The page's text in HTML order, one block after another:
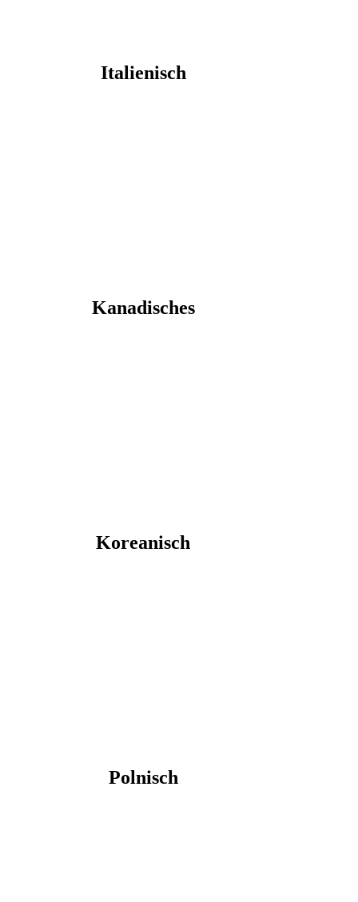
Italienisch
Kanadisches
Koreanisch
Polnisch